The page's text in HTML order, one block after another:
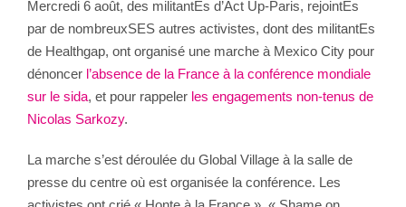
Mercredi 6 août, des militantEs d’Act Up-Paris, rejointEs
par de nombreuxSES autres activistes, dont des militantEs
de Healthgap, ont organisé une marche à Mexico City pour
dénoncer l’absence de la France à la conférence mondiale
sur le sida, et pour rappeler les engagements non-tenus de
Nicolas Sarkozy.
La marche s’est déroulée du Global Village à la salle de
presse du centre où est organisée la conférence. Les